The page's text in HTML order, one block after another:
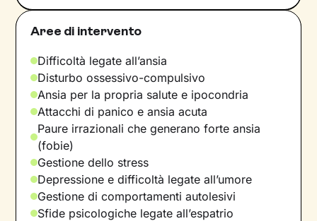
Aree di intervento
Difficoltà legate all’ansia
Disturbo ossessivo-compulsivo
Ansia per la propria salute e ipocondria
Attacchi di panico e ansia acuta
Paure irrazionali che generano forte ansia
(fobie)
Gestione dello stress
Depressione e difficoltà legate all’umore
Gestione di comportamenti autolesivi
Sfide psicologiche legate all’espatrio